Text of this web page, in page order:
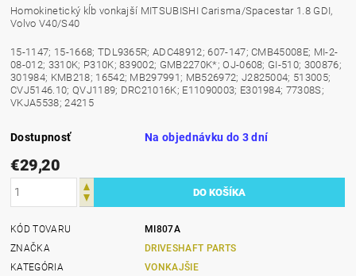
Homokinetický kĺb vonkajší MITSUBISHI Carisma/Spacestar 1.8 GDI,
Volvo V40/S40
15-1147; 15-1668; TDL9365R; ADC48912; 607-147; CMB45008E; MI-2-
08-012; 3310K; P310K; 839002; GMB2270K*; OJ-0608; GI-510; 300876;
301984; KMB218; 16542; MB297991; MB526972; J2825004; 513005;
CVJ5146.10; QVJ1189; DRC21016K; E11090003; E301984; 77308S;
VKJA5538; 24215
Dostupnosť Na objednávku do 3 dní
€29,20
KÓD TOVARU
MI807A
ZNAČKA
DRIVESHAFT PARTS
KATEGÓRIA
VONKAJŠIE